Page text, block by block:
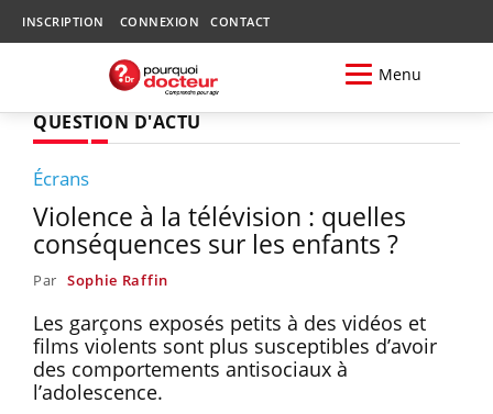
INSCRIPTION CONNEXION CONTACT
Menu
QUESTION D'ACTU
Écrans
Violence à la télévision : quelles
conséquences sur les enfants ?
Par Sophie Raffin
Les garçons exposés petits à des vidéos et
films violents sont plus susceptibles d’avoir
des comportements antisociaux à
l’adolescence.